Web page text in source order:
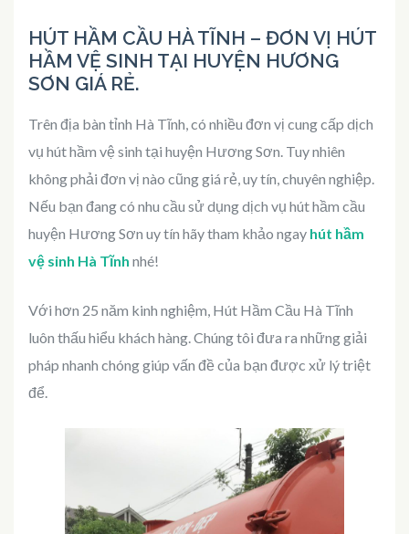
HÚT HẦM CẦU HÀ TĨNH – ĐƠN VỊ HÚT
HẦM VỆ SINH TẠI HUYỆN HƯƠNG
SƠN GIÁ RẺ.
Trên địa bàn tỉnh Hà Tĩnh, có nhiều đơn vị cung cấp dịch
vụ hút hầm vệ sinh tại huyện Hương Sơn. Tuy nhiên
không phải đơn vị nào cũng giá rẻ, uy tín, chuyên nghiệp.
Nếu bạn đang có nhu cầu sử dụng dịch vụ hút hầm cầu
huyện Hương Sơn uy tín hãy tham khảo ngay hút hầm
vệ sinh Hà Tĩnh nhé!
Với hơn 25 năm kinh nghiệm, Hút Hầm Cầu Hà Tĩnh
luôn thấu hiểu khách hàng. Chúng tôi đưa ra những giải
pháp nhanh chóng giúp vấn đề của bạn được xử lý triệt
để.